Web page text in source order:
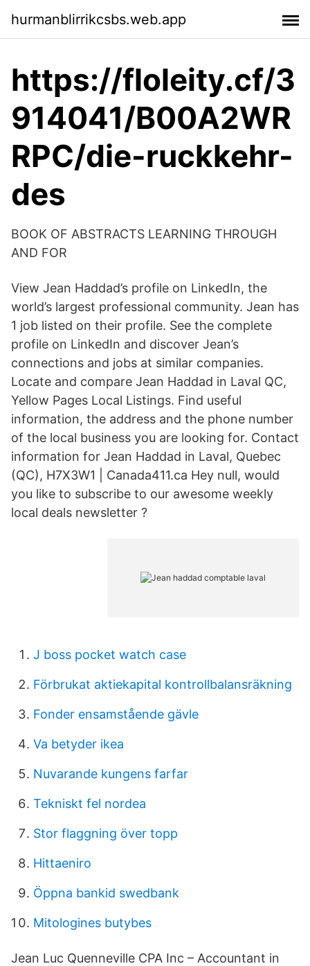
hurmanblirrikcsbs.web.app
https://floleity.cf/3
914041/B00A2WR
RPC/die-ruckkehr-
des
BOOK OF ABSTRACTS LEARNING THROUGH
AND FOR
View Jean Haddad’s profile on LinkedIn, the
world’s largest professional community. Jean has
1 job listed on their profile. See the complete
profile on LinkedIn and discover Jean’s
connections and jobs at similar companies.
Locate and compare Jean Haddad in Laval QC,
Yellow Pages Local Listings. Find useful
information, the address and the phone number
of the local business you are looking for. Contact
information for Jean Haddad in Laval, Quebec
(QC), H7X3W1 | Canada411.ca Hey null, would
you like to subscribe to our awesome weekly
local deals newsletter ?
J boss pocket watch case
Förbrukat aktiekapital kontrollbalansräkning
Fonder ensamstående gävle
Va betyder ikea
Nuvarande kungens farfar
Tekniskt fel nordea
Stor flaggning över topp
Hittaeniro
Öppna bankid swedbank
Mitologines butybes
Jean Luc Quenneville CPA Inc – Accountant in